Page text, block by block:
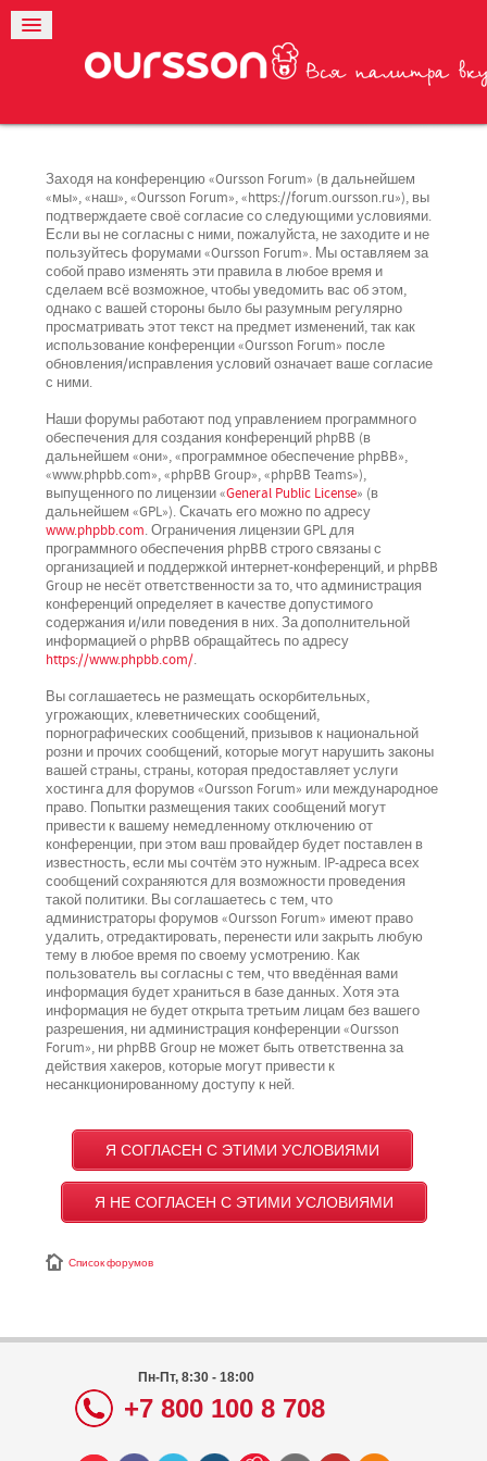
Заходя на конференцию «Oursson Forum» (в дальнейшем
«мы», «наш», «Oursson Forum», «https://forum.oursson.ru»), вы
подтверждаете своё согласие со следующими условиями.
Если вы не согласны с ними, пожалуйста, не заходите и не
пользуйтесь форумами «Oursson Forum». Мы оставляем за
собой право изменять эти правила в любое время и
сделаем всё возможное, чтобы уведомить вас об этом,
однако с вашей стороны было бы разумным регулярно
просматривать этот текст на предмет изменений, так как
использование конференции «Oursson Forum» после
обновления/исправления условий означает ваше согласие
с ними.
Наши форумы работают под управлением программного
обеспечения для создания конференций phpBB (в
дальнейшем «они», «программное обеспечение phpBB»,
«www.phpbb.com», «phpBB Group», «phpBB Teams»),
выпущенного по лицензии «General Public License» (в
дальнейшем «GPL»). Скачать его можно по адресу
www.phpbb.com. Ограничения лицензии GPL для
программного обеспечения phpBB строго связаны с
организацией и поддержкой интернет-конференций, и phpBB
Group не несёт ответственности за то, что администрация
конференций определяет в качестве допустимого
содержания и/или поведения в них. За дополнительной
информацией о phpBB обращайтесь по адресу
https://www.phpbb.com/.
Вы соглашаетесь не размещать оскорбительных,
угрожающих, клеветнических сообщений,
порнографических сообщений, призывов к национальной
розни и прочих сообщений, которые могут нарушить законы
вашей страны, страны, которая предоставляет услуги
хостинга для форумов «Oursson Forum» или международное
право. Попытки размещения таких сообщений могут
привести к вашему немедленному отключению от
конференции, при этом ваш провайдер будет поставлен в
известность, если мы сочтём это нужным. IP-адреса всех
сообщений сохраняются для возможности проведения
такой политики. Вы соглашаетесь с тем, что
администраторы форумов «Oursson Forum» имеют право
удалить, отредактировать, перенести или закрыть любую
тему в любое время по своему усмотрению. Как
пользователь вы согласны с тем, что введённая вами
информация будет храниться в базе данных. Хотя эта
информация не будет открыта третьим лицам без вашего
разрешения, ни администрация конференции «Oursson
Forum», ни phpBB Group не может быть ответственна за
действия хакеров, которые могут привести к
несанкционированному доступу к ней.
Список форумов
Пн-Пт, 8:30 - 18:00
+7 800 100 8 708